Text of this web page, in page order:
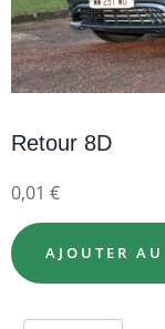
Retour 8D
0,01 €
AJOUTER